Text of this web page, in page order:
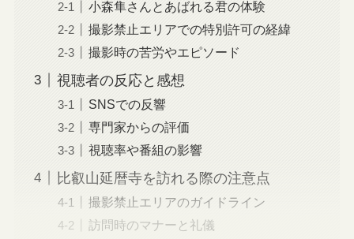
小森隼さんとあばれる君の体験
撮影禁止エリアでの特別許可の経緯
撮影時の苦労やエピソード
視聴者の反応と感想
SNSでの反響
専門家からの評価
視聴率や番組の影響
比叡山延暦寺を訪れる際の注意点
撮影禁止エリアのガイドライン
訪問時のマナーと礼儀